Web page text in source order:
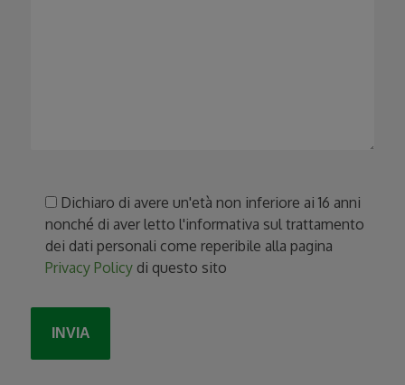
Dichiaro di avere un'età non inferiore ai 16 anni
nonché di aver letto l'informativa sul trattamento
dei dati personali come reperibile alla pagina
Privacy Policy di questo sito